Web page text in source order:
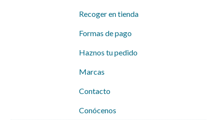
Recoger en tienda
Formas de pago
Haznos tu pedido
Marcas
Contacto
Conócenos